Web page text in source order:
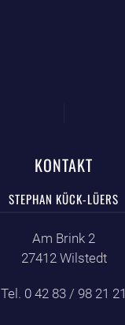
KONTAKT
STEPHAN KÜCK-LÜERS
Am Brink 2
27412 Wilstedt
Tel. 0 42 83 / 98 21 21